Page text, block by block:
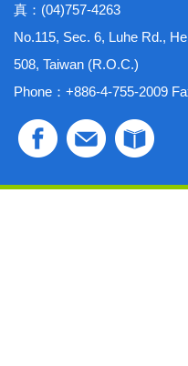
真：(04)757-4263
No.115, Sec. 6, Luhe Rd.,
508, Taiwan (R.O.C.)
Phone：+886-4-755-2009